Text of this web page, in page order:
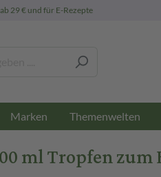
ab 29 € und für E-Rezepte
Marken Themenwelten
ml Tropfen